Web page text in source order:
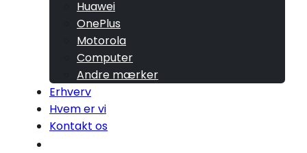
Huawei
OnePlus
Motorola
Computer
Andre mærker
Erhverv
Hvem er vi
Kontakt os